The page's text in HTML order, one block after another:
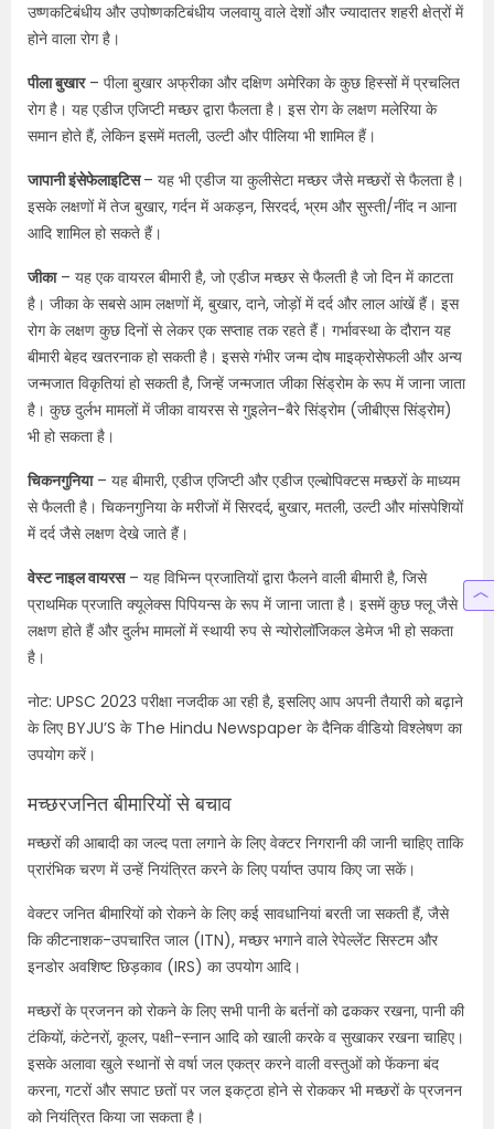
उष्णकटिबंधीय और उपोष्णकटिबंधीय जलवायु वाले देशों और ज्यादातर शहरी क्षेत्रों में
होने वाला रोग है।
पीला बुखार– पीला बुखार अफ्रीका और दक्षिण अमेरिका के कुछ हिस्सों में प्रचलित
रोग है। यह एडीज एजिप्टी मच्छर द्वारा फैलता है। इस रोग के लक्षण मलेरिया के
समान होते हैं, लेकिन इसमें मतली, उल्टी और पीलिया भी शामिल हैं।
जापानी इंसेफेलाइटिस– यह भी एडीज या कुलीसेटा मच्छर जैसे मच्छरों से फैलता है।
इसके लक्षणों में तेज बुखार, गर्दन में अकड़न, सिरदर्द, भ्रम और सुस्ती/नींद न आना
आदि शामिल हो सकते हैं।
जीका– यह एक वायरल बीमारी है, जो एडीज मच्छर से फैलती है जो दिन में काटता
है। जीका के सबसे आम लक्षणों में, बुखार, दाने, जोड़ों में दर्द और लाल आंखें हैं। इस
रोग के लक्षण कुछ दिनों से लेकर एक सप्ताह तक रहते हैं। गर्भावस्था के दौरान यह
बीमारी बेहद खतरनाक हो सकती है। इससे गंभीर जन्म दोष माइक्रोसेफली और अन्य
जन्मजात विकृतियां हो सकती है, जिन्हें जन्मजात जीका सिंड्रोम के रूप में जाना जाता
है। कुछ दुर्लभ मामलों में जीका वायरस से गुइलेन-बैरे सिंड्रोम (जीबीएस सिंड्रोम)
भी हो सकता है।
चिकनगुनिया– यह बीमारी, एडीज एजिप्टी और एडीज एल्बोपिक्टस मच्छरों के माध्यम
से फैलती है। चिकनगुनिया के मरीजों में सिरदर्द, बुखार, मतली, उल्टी और मांसपेशियों
में दर्द जैसे लक्षण देखे जाते हैं।
वेस्ट नाइल वायरस– यह विभिन्न प्रजातियों द्वारा फैलने वाली बीमारी है, जिसे
प्राथमिक प्रजाति क्यूलेक्स पिपियन्स के रूप में जाना जाता है। इसमें कुछ फ्लू जैसे
लक्षण होते हैं और दुर्लभ मामलों में स्थायी रुप से न्योरोलॉजिकल डेमेज भी हो सकता
है।
नोट: UPSC 2023 परीक्षा नजदीक आ रही है, इसलिए आप अपनी तैयारी को बढ़ाने
के लिए BYJU’S के The Hindu Newspaper के दैनिक वीडियो विश्लेषण का
उपयोग करें।
मच्छरजनित बीमारियों से बचाव
मच्छरों की आबादी का जल्द पता लगाने के लिए वेक्टर निगरानी की जानी चाहिए ताकि
प्रारंभिक चरण में उन्हें नियंत्रित करने के लिए पर्याप्त उपाय किए जा सकें।
वेक्टर जनित बीमारियों को रोकने के लिए कई सावधानियां बरती जा सकती हैं, जैसे
कि कीटनाशक-उपचारित जाल (ITN), मच्छर भगाने वाले रेपेल्लेंट सिस्टम और
इनडोर अवशिष्ट छिड़काव (IRS) का उपयोग आदि।
मच्छरों के प्रजनन को रोकने के लिए सभी पानी के बर्तनों को ढककर रखना, पानी की
टंकियों, कंटेनरों, कूलर, पक्षी-स्नान आदि को खाली करके व सुखाकर रखना चाहिए।
इसके अलावा खुले स्थानों से वर्षा जल एकत्र करने वाली वस्तुओं को फेंकना बंद
करना, गटरों और सपाट छतों पर जल इकट्ठा होने से रोककर भी मच्छरों के प्रजनन
को नियंत्रित किया जा सकता है।